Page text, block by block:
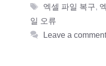
Tags
엑셀 파일 복구,
일 오류
Leave a comment